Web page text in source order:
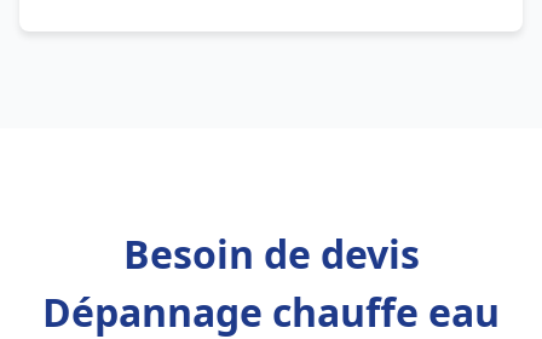
Besoin de devis
Dépannage chauffe eau